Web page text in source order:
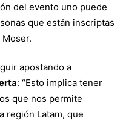
del evento uno puede
que están inscriptas
apostando a
: “Esto implica tener
que nos permite
región Latam, que